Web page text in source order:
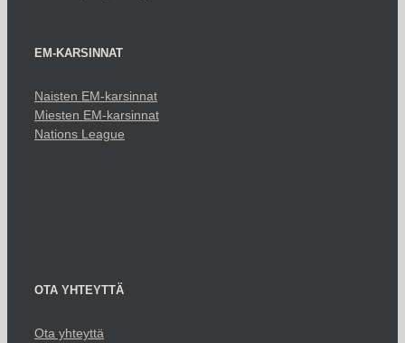
EM-KARSINNAT
Naisten EM-karsinnat
Miesten EM-karsinnat
Nations League
OTA YHTEYTTÄ
Ota yhteyttä